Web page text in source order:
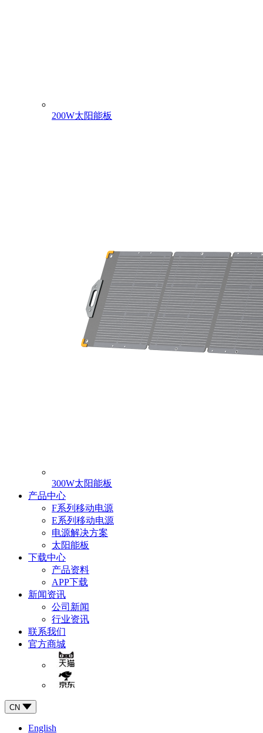
200W太阳能板
300W太阳能板
产品中心
F系列移动电源
E系列移动电源
电源解决方案
太阳能板
下载中心
产品资料
APP下载
新闻资讯
公司新闻
行业资讯
联系我们
官方商城
CN
English